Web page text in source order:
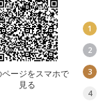
ページをスマホで
見る
1
2
3
4